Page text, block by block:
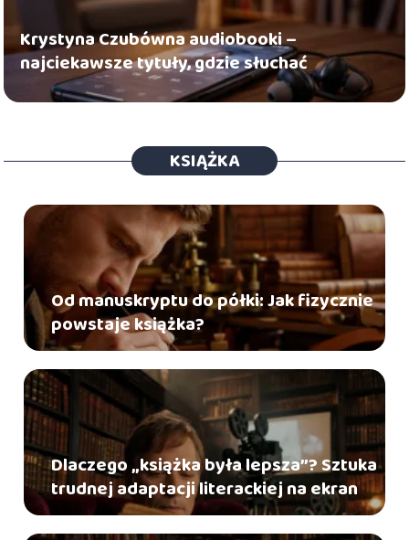
Krystyna Czubówna audiobooki –
najciekawsze tytuły, gdzie słuchać
KSIĄŻKA
Od manuskryptu do półki: Jak fizycznie
powstaje książka?
Dlaczego „książka była lepsza”? Sztuka
trudnej adaptacji literackiej na ekran